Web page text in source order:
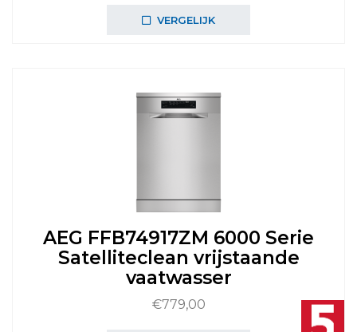
was:
VERGELIJK
AEG FFB74917ZM 6000 Serie
Satelliteclean vrijstaande
vaatwasser
€779,00